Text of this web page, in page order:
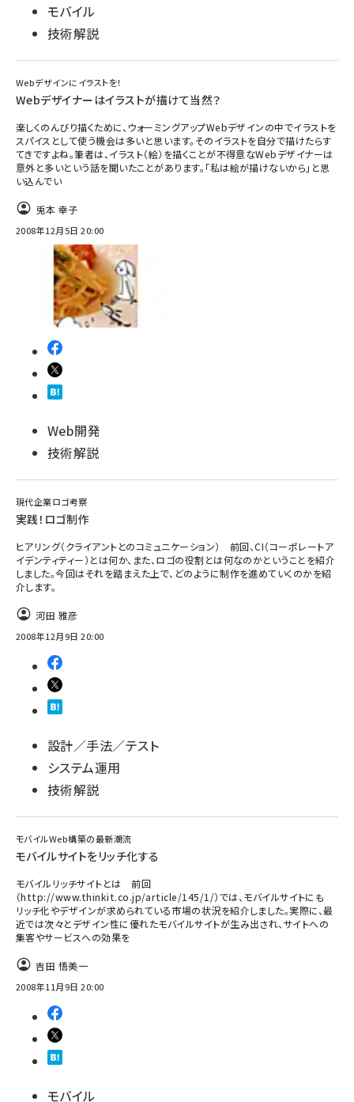
モバイル
技術解説
Webデザインにイラストを！
Webデザイナーはイラストが描けて当然？
楽しくのんびり描くために、ウォーミングアップWebデザインの中でイラストを
スパイスとして使う機会は多いと思います。そのイラストを自分で描けたらす
てきですよね。筆者は、イラスト（絵）を描くことが不得意なWebデザイナーは
意外と多いという話を聞いたことがあります。「私は絵が描けないから」と思
い込んでい
兎本 幸子
2008年12月5日 20:00
Web開発
技術解説
現代企業ロゴ考察
実践！ロゴ制作
ヒアリング（クライアントとのコミュニケーション） 前回、CI（コーポレートア
イデンティティー）とは何か、また、ロゴの役割とは何なのかということを紹介
しました。今回はそれを踏まえた上で、どのように制作を進めていくのかを紹
介します。
河田 雅彦
2008年12月9日 20:00
設計／手法／テスト
システム運用
技術解説
モバイルWeb構築の最新潮流
モバイルサイトをリッチ化する
モバイルリッチサイトとは 前回
（http://www.thinkit.co.jp/article/145/1/）では、モバイルサイトにも
リッチ化やデザインが求められている市場の状況を紹介しました。実際に、最
近では次々とデザイン性に優れたモバイルサイトが生み出され、サイトへの
集客やサービスへの効果を
吉田 悟美一
2008年11月9日 20:00
モバイル